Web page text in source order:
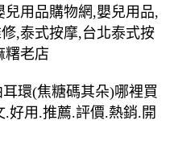
用品購物網,嬰兒用品,
,泰式按摩,台北泰式按
糬老店
耳環(焦糖碼其朵)哪裡買
好用.推薦.評價.熱銷.開